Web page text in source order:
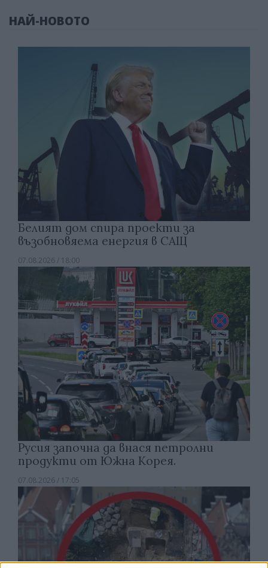
НАЙ-НОВОТО
Белият дом спира проекти за
възобновяема енергия в САЩ
07.08.2026 / 18:00
Русия започна да внася петролни
продукти от Южна Корея.
07.08.2026 / 17:05